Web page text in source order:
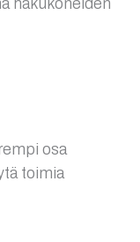
osa
toimia